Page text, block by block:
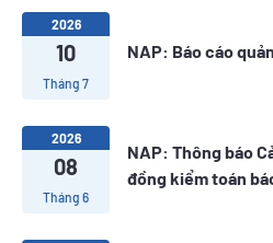
2026
10
Tháng 7
NAP: Báo cáo
2026
08
Tháng 6
NAP: Thông báo
đồng kiểm toán